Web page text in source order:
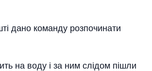
дано команду розпочинати
на воду і за ним слідом пішли